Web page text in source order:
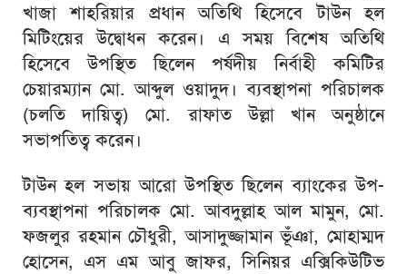
খাজা শাহরিয়ার প্রধান অতিথি হিসেবে টাউন হল
মিটিংয়ের উদ্বোধন করেন। এ সময় বিশেষ অতিথি
হিসেবে উপস্থিত ছিলেন পর্ষদীয় নির্বাহী কমিটির
চেয়ারম্যান মো. আব্দুল ওয়াদুদ। ব্যবস্থাপনা পরিচালক
(চলতি দায়িত্ব) মো. রাফাত উল্লা খান অনুষ্ঠানে
সভাপতিত্ব করেন।
টাউন হল সভায় আরো উপস্থিত ছিলেন ব্যাংকের উপ-
ব্যবস্থাপনা পরিচালক মো. আবদুল্লাহ আল মামুন, মো.
ফজলুর রহমান চৌধুরী, আসাদুজ্জামান ভূঁঞা, মোহাম্মদ
হোসেন, এস এম আবু জাফর, সিনিয়র এক্সিকিউটিভ